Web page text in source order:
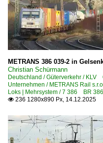
Chocen
Děčín (sonstige)
Pardubice
Ústí nad Labem
Brücken- und
METRANS 386 039-2 in
Christian Schürmann
Deutschland / Güterverkehr / KLV
Unternehmen / METRANS Rail
Loks | Mehrsystem / 7 386 BR
 236 1280x890 Px, 14.12.2025